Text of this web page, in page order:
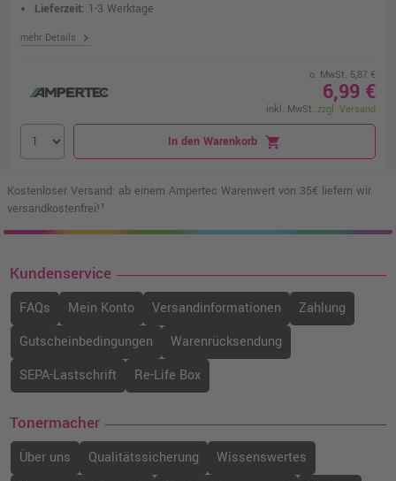
Lieferzeit: 1-3 Werktage
mehr Details chevron_right
o. MwSt. 5,87 €
6,99 €
inkl. MwSt. zzgl. Versand
In den Warenkorb shopping_cart
Kostenloser Versand: ab einem Ampertec Warenwert von 35€ liefern wir
versandkostenfrei!¹
Kundenservice
FAQs Mein Konto Versandinformationen
Zahlung
Gutscheinbedingungen
Warenrücksendung
SEPA-Lastschrift
Re-Life Box
Tonermacher
Über uns Qualitätssicherung
Wissenswertes